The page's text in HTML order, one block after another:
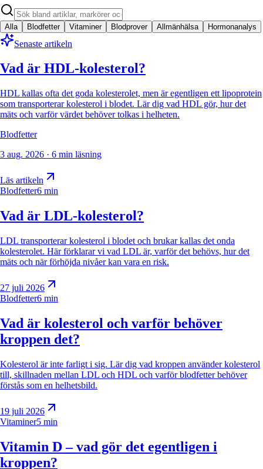
Alla Blodfetter Vitaminer Blodprover Allmänhälsa Hormonanalys
Senaste artikeln
Vad är HDL-kolesterol?
HDL kallas ofta det goda kolesterolet, men är egentligen ett lipoprotein
som transporterar kolesterol i blodet. Lär dig vad HDL gör, hur det
mäts och varför värdet behöver tolkas i helheten.
Blodfetter
3 aug. 2026 · 6 min läsning
Läs artikeln
Blodfetter6 min
Vad är LDL-kolesterol?
LDL transporterar kolesterol i blodet och brukar kallas det onda
kolesterolet. Här förklarar vi vad LDL är, varför det behövs, hur det
mäts och när förhöjda nivåer kan vara en risk.
27 juli 2026
Blodfetter6 min
Vad är kolesterol och varför behöver
kroppen det?
Kolesterol är inte farligt i sig. Lär dig vad kroppen använder kolesterol
till, skillnaden mellan LDL och HDL och varför blodfetter behöver
förstås som en helhetsbild.
19 juli 2026
Vitaminer5 min
Vitamin D – vad gör det egentligen i
kroppen?